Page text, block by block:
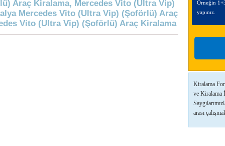
Araç Kiralama, Mercedes Vito (Ultra Vip)
Mercedes Vito (Ultra Vip) (Şoförlü) Araç
Vito (Ultra Vip) (Şoförlü) Araç Kiralama
Örneğin 1+3 = 4 sonucu bulduğunuzda kutuya 4 yazıp giriş
yapınız.
Kiralama
ve Kiralama
arası